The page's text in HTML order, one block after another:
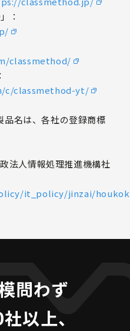
：
classmethod/
c/classmethod-yt/
名は、各社の登録商標
法人情報処理推進機構社
it_policy/jinzai/
問わず
以上、